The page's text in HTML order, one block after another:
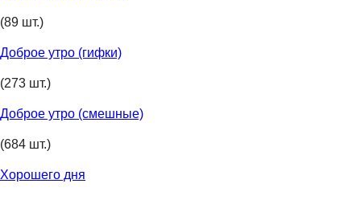
(89 шт.)
Доброе утро (гифки)
(273 шт.)
Доброе утро (смешные)
(684 шт.)
Хорошего дня